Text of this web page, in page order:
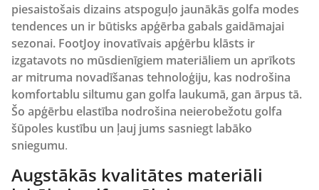
piesaistošais dizains atspoguļo jaunākās golfa modes
tendences un ir būtisks apģērba gabals gaidāmajai
sezonai. FootJoy inovatīvais apģērbu klāsts ir
izgatavots no mūsdienīgiem materiāliem un aprīkots
ar mitruma novadīšanas tehnoloģiju, kas nodrošina
komfortablu siltumu gan golfa laukumā, gan ārpus tā.
Šo apģērbu elastība nodrošina neierobežotu golfa
šūpoles kustību un ļauj jums sasniegt labāko
sniegumu.
Augstākās kvalitātes materiāli